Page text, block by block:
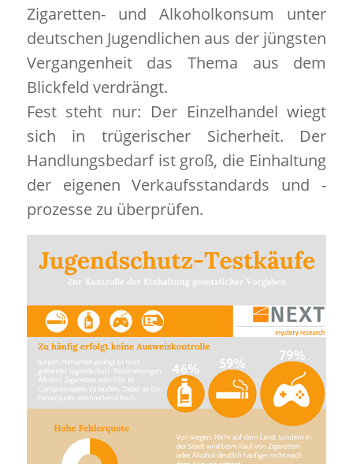
Zigaretten- und Alkoholkonsum unter
deutschen Jugendlichen aus der jüngsten
Vergangenheit das Thema aus dem
Blickfeld verdrängt.
Fest steht nur: Der Einzelhandel wiegt
sich in trügerischer Sicherheit. Der
Handlungsbedarf ist groß, die Einhaltung
der eigenen Verkaufsstandards und -
prozesse zu überprüfen.